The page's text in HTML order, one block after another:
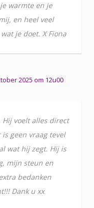
warmte en je
en heel veel
je doet. X Fiona
2025 om 12u00
Hij voelt alles direct
geen vraag tevel
wat hij zegt. Hij is
mijn steun en
bedanken
Dank u xx